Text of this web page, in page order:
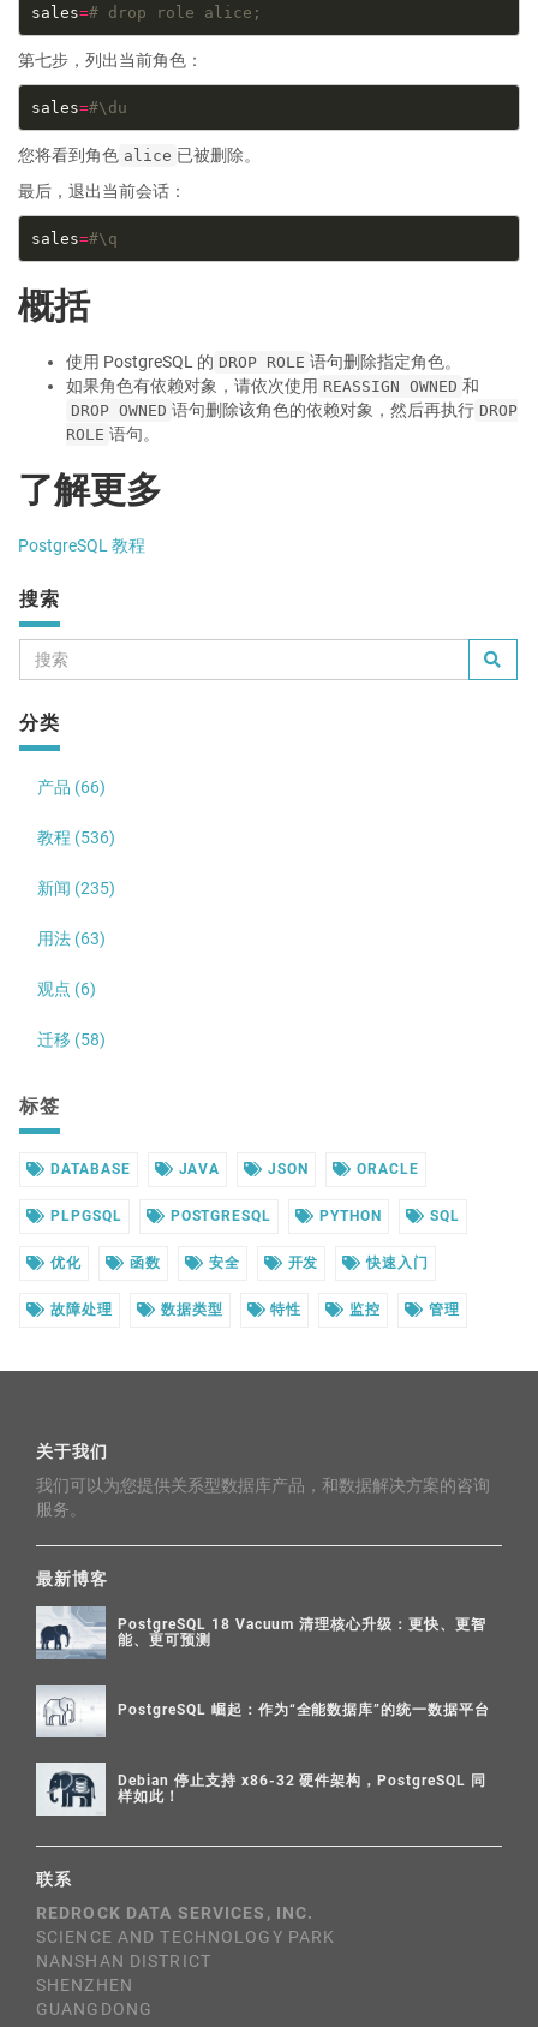
sales=# drop role alice;
第七步，列出当前角色：
sales=#\du
您将看到角色 alice 已被删除。
最后，退出当前会话：
sales=#\q
概括
使用 PostgreSQL 的 DROP ROLE 语句删除指定角色。
如果角色有依赖对象，请依次使用 REASSIGN OWNED 和
DROP OWNED 语句删除该角色的依赖对象，然后再执行 DROP
ROLE 语句。
了解更多
PostgreSQL 教程
搜索
分类
产品 (66)
教程 (536)
新闻 (235)
用法 (63)
观点 (6)
迁移 (58)
标签
DATABASE JAVA JSON ORACLE
PLPGSQL POSTGRESQL PYTHON SQL
优化 函数 安全 开发 快速入门
故障处理 数据类型 特性 监控 管理
关于我们
我们可以为您提供关系型数据库产品，和数据解决方案的咨询
服务。
最新博客
PostgreSQL 18 Vacuum 清理核心升级：更快、更智
能、更可预测
PostgreSQL 崛起：作为“全能数据库”的统一数据平台
Debian 停止支持 x86-32 硬件架构，PostgreSQL 同
样如此！
联系
REDROCK DATA SERVICES, INC.
SCIENCE AND TECHNOLOGY PARK
NANSHAN DISTRICT
SHENZHEN
GUANGDONG